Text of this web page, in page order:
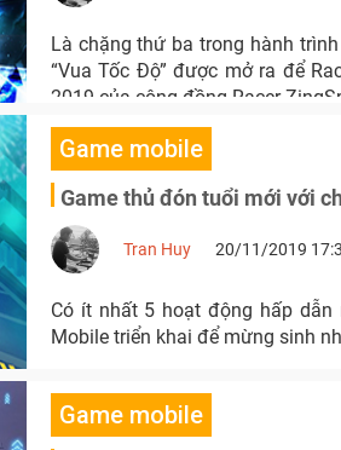
Là chặng thứ ba trong hành
“Vua Tốc Độ” được mở ra để
2019 của cộng đồng Racer
Game mobile
Game thủ đón tuổi mới với
Tran Huy 20/11/2019
Có ít nhất 5 hoạt động hấp
Mobile triển khai để mừng sinh
Game mobile